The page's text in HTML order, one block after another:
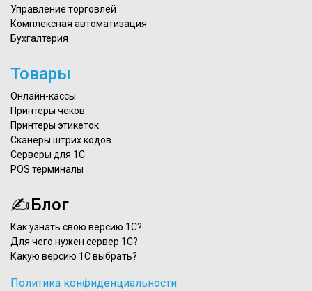
Управление торговлей
Комплексная автоматизация
Бухгалтерия
Товары
Онлайн-кассы
Принтеры чеков
Принтеры этикеток
Сканеры штрих кодов
Серверы для 1С
POS терминалы
✍Блог
Как узнать свою версию 1С?
Для чего нужен сервер 1С?
Какую версию 1С выбрать?
Политика конфиденциальности